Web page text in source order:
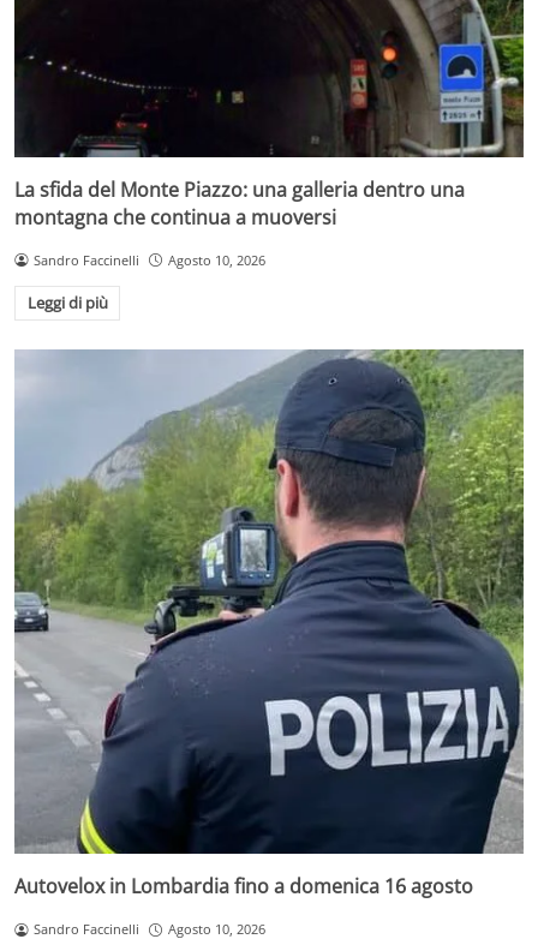
La sfida del Monte Piazzo: una galleria dentro una
montagna che continua a muoversi
Sandro Faccinelli Agosto 10, 2026
Leggi di più
Autovelox in Lombardia fino a domenica 16 agosto
Sandro Faccinelli Agosto 10, 2026